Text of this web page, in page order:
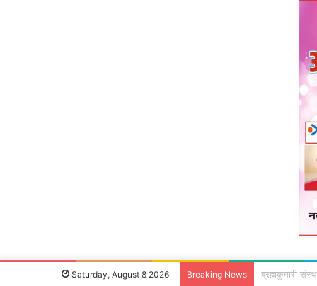
Saturday, August 8 2026 Breaking News उपायुक्‍त ने जन